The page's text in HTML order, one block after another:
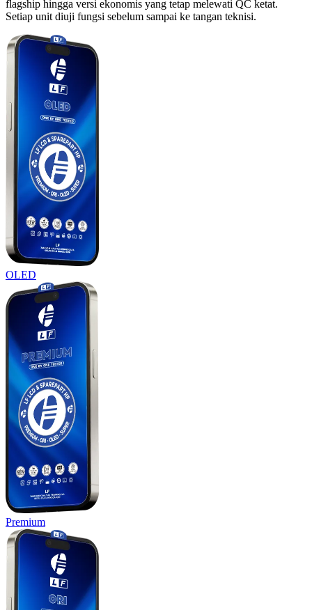
flagship hingga versi ekonomis yang tetap melewati QC ketat.
Setiap unit diuji fungsi sebelum sampai ke tangan teknisi.
OLED
Premium